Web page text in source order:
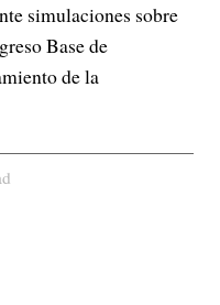
simulaciones sobre
Base de
de la